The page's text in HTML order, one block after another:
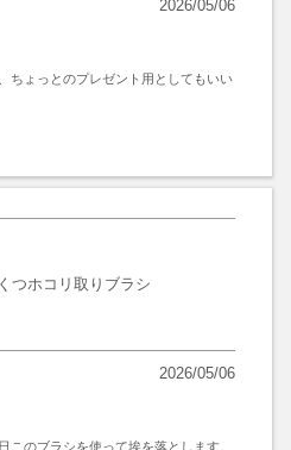
2026/05/06
ちょっとのプレゼント用としてもいい
つホコリ取りブラシ
2026/05/06
このブラシを使って埃を落とします。